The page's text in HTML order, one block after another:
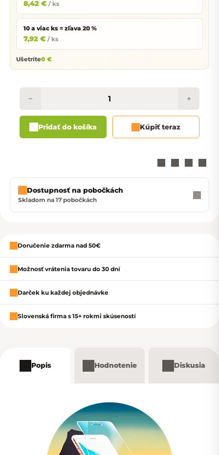
8,42 € / ks
10 a viac ks = zľava 20 %
7,92 € / ks
Ušetríte0 €
+
−
Pridať do košíka Kúpiť teraz
Zavrieť
Dostupnosť na pobočkách
Skladom na 17 pobočkách
Doručenie zdarma nad 50€
Možnosť vrátenia tovaru do 30 dní
Darček ku každej objednávke
Slovenská firma s 15+ rokmi skúseností
Popis Hodnotenie Diskusia